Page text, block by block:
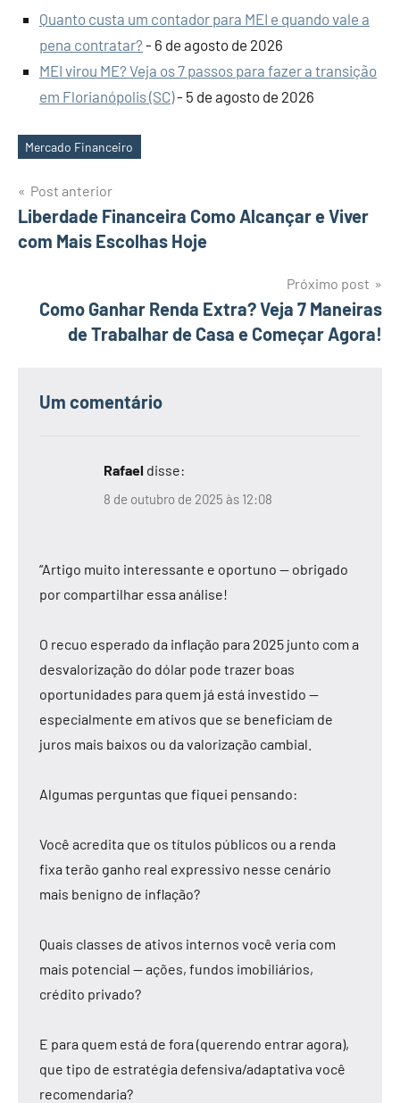
Quanto custa um contador para MEI e quando vale a
pena contratar? - 6 de agosto de 2026
MEI virou ME? Veja os 7 passos para fazer a transição
em Florianópolis (SC)- 5 de agosto de 2026
Tags
Mercado Financeiro
Navegação
de
Post anterior
Liberdade Financeira Como Alcançar e Viver
com Mais Escolhas Hoje
Próximo post
Como Ganhar Renda Extra? Veja 7 Maneiras
de Trabalhar de Casa e Começar Agora!
Um comentário
Rafael disse:
8 de outubro de 2025 às 12:08
“Artigo muito interessante e oportuno — obrigado
por compartilhar essa análise!
O recuo esperado da inflação para 2025 junto com a
desvalorização do dólar pode trazer boas
oportunidades para quem já está investido —
especialmente em ativos que se beneficiam de
juros mais baixos ou da valorização cambial.
Algumas perguntas que fiquei pensando:
Você acredita que os títulos públicos ou a renda
fixa terão ganho real expressivo nesse cenário
mais benigno de inflação?
Quais classes de ativos internos você veria com
mais potencial — ações, fundos imobiliários,
crédito privado?
E para quem está de fora (querendo entrar agora),
que tipo de estratégia defensiva/adaptativa você
recomendaria?